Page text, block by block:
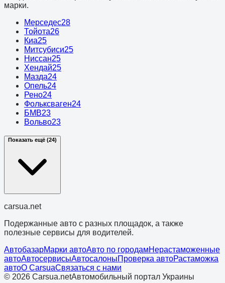
марки.
Мерседес28
Тойота26
Киа25
Митсубиси25
Ниссан25
Хендай25
Мазда24
Опель24
Рено24
Фольксваген24
БМВ23
Вольво23
Показать ещё (24)
carsua.net
Подержанные авто с разных площадок, а также
полезные сервисы для водителей.
АвтобазарМарки автоАвто по городамНерастаможенные
автоАвтосервисыАвтосалоныПроверка автоРастаможка
автоО CarsuaСвязаться с нами
© 2026 Carsua.netАвтомобильный портал Украины